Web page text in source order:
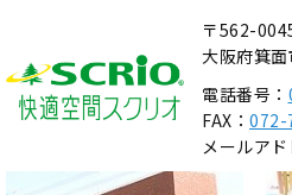
〒562-
大阪府箕
電話番号：
FAX： 072-
メールアド